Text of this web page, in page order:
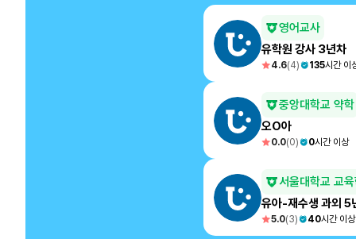
영어교사
유학원 강사 3년차
4.6(4) 135시간 이
중앙대학교 약학
오O아
0.0(0) 0시간 이상
서울대학교 교
유아-재수생 과외 5
5.0(3) 40시간 이상